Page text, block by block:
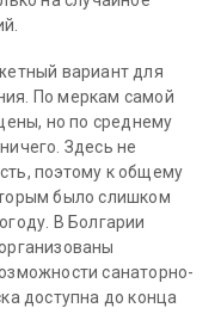
вариант для
По меркам самой
но по среднему
Здесь не
поэтому к общему
было слишком
В Болгарии
санаторно-
доступна до конца